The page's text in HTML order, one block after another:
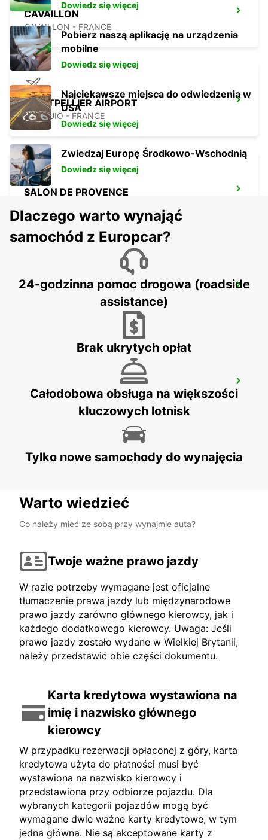
CAVAILLON
CAVAILLON - FRANCE
MONTPELLIER AIRPORT
MAUGUIO - FRANCE
SALON DE PROVENCE
MONTPELLIER SUD DE FRANCE LGV
RAILWAY STATION
MONTPELLIER - FRANCE
MONTPELLIER RAILWAY STATION
MONTPELLIER - FRANCE
Dowiedz się więcej
Pobierz naszą aplikację na urządzenia
mobilne
Dowiedz się więcej
Najciekawsze miejsca do odwiedzenia w
USA
Dowiedz się więcej
Zwiedzaj Europę Środkowo-Wschodnią
Dowiedz się więcej
Dlaczego warto wynająć
samochód z Europcar?
24-godzinna pomoc drogowa (roadside
assistance)
Brak ukrytych opłat
Całodobowa obsługa na większości
kluczowych lotnisk
Tylko nowe samochody do wynajęcia
Warto wiedzieć
Co należy mieć ze sobą przy wynajmie auta?
Twoje ważne prawo jazdy
W razie potrzeby wymagane jest oficjalne
tłumaczenie prawa jazdy lub międzynarodowe
prawo jazdy zarówno głównego kierowcy, jak i
każdego dodatkowego kierowcy. Uwaga: Jeśli
prawo jazdy zostało wydane w Wielkiej Brytanii,
należy przedstawić obie części dokumentu.
Karta kredytowa wystawiona na
imię i nazwisko głównego
kierowcy
W przypadku rezerwacji opłaconej z góry, karta
kredytowa użyta do płatności musi być
wystawiona na nazwisko kierowcy i
przedstawiona przy odbiorze pojazdu. Dla
wybranych kategorii pojazdów mogą być
wymagane dwie ważne karty kredytowe, w tym
jedna główna. Nie są akceptowane karty z